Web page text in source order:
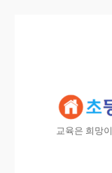
교육은 희망